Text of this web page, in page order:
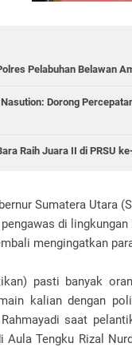
Pelabuhan Belawan
Dorong
Raih Juara II di PRSU
Sumatera Utara
di
mengingatkan
pasti banyak
kalian dengan
saat
Aula Tengku Rizal